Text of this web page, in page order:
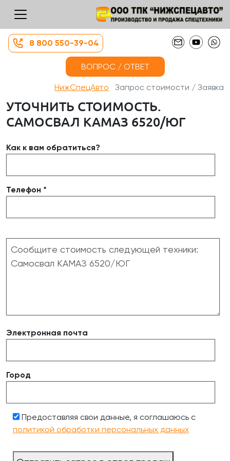
8 800 550-39-04
ВОПРОС / ОТВЕТ
НижСпецАвто Запрос стоимости / Заявка
УТОЧНИТЬ СТОИМОСТЬ.
САМОСВАЛ КАМАЗ 6520/ЮГ
Как к вам обратиться?
Телефон *
Электронная почта
Город
Предоставляя свои данные, я соглашаюсь с
политикой обработки персональных данных